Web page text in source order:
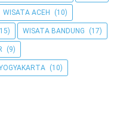
WISATA ACEH (10)
WISATA BANDUNG (17)
(9)
(10)